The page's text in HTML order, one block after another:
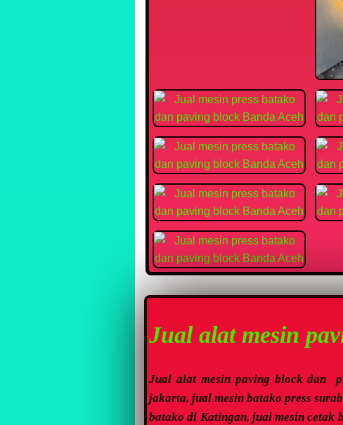
Jual alat mesin
Jual alat mesin paving block dan
jakarta, jual mesin batako press
batako di Katingan, jual mesin cetak